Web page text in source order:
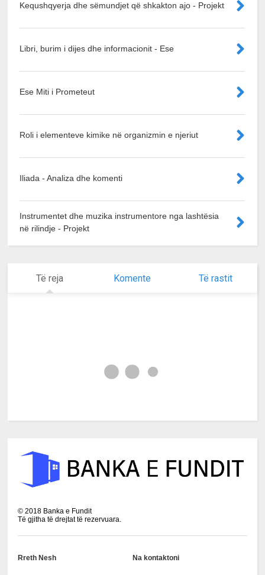
Kequshqyerja dhe sëmundjet që shkakton ajo - Projekt
Libri, burim i dijes dhe informacionit - Ese
Ese Miti i Prometeut
Roli i elementeve kimike në organizmin e njeriut
Iliada - Analiza dhe komenti
Instrumentet dhe muzika instrumentore nga lashtësia
në rilindje - Projekt
Të reja Komente Të rastit
©2018 Banka e Fundit
Të gjitha të drejtat të rezervuara.
Rreth Nesh Na kontaktoni